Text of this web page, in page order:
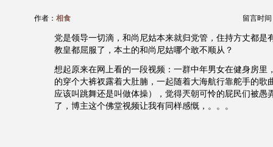
作者： 相食 留言时间
党是领导一切滴，和尚尼姑本来就归党管，住持方丈都是
教皇都屈服了，本土的和尚尼姑哪个敢不顺从？
想起原来在网上看的一段视频：一群中年男女在健身房里
的穿个大裤衩露着大肚腩，一起随着大海航行靠舵手的歌
应该叫跳舞还是叫做体操），觉得兲朝可怜的屁民们被愚
了，博主这个佛堂视频让我有同样感慨，。。。